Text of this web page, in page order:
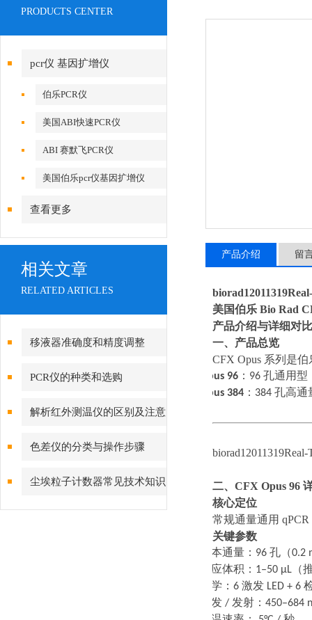
PRODUCTS CENTER
pcr仪 基因扩增仪
伯乐PCR仪
美国ABI快速PCR仪
ABI 赛默飞PCR仪
美国伯乐pcr仪基因扩增仪
查看更多
相关文章
RELATED ARTICLES
移液器准确度和精度调整
PCR仪的种类和选购
解析红外测温仪的区别及注意
事项
色差仪的分类与操作步骤
尘埃粒子计数器常见技术知识
点解答
产品介绍 留
美国伯乐 Bio Rad
产品介绍与详细对比
一、产品总览
CFX Opus 系列是
Opus 96 ： 96 孔通用型
Opus 384 ： 384 孔高通
二、 CFX Opus 96
核心定位
常规通量通用
关键参数
样本通量： 96 孔（0.2
反应体积： 1–50 μL （
光学： 6 激发 LED + 6
激发 / 发射： 450–684